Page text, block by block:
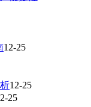
12-25
12-25
25